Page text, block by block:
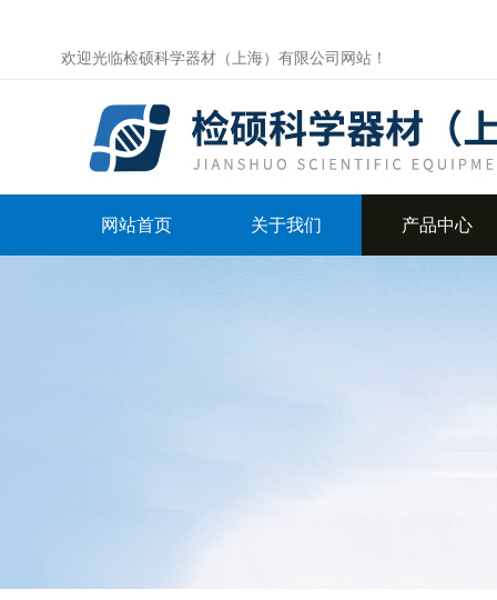
欢迎光临检硕科学器材（上海）有限公司网站！
网站首页 关于我们 产品中心